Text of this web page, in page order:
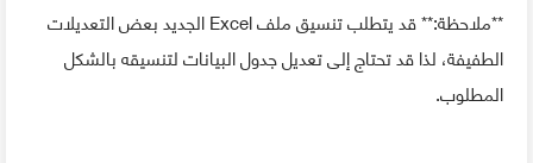
**ملاحظة:** قد يتطلب تنسيق ملف Excel الجديد بعض التعديلات
الطفيفة، لذا قد تحتاج إلى تعديل جدول البيانات لتنسيقه بالشكل
المطلوب.